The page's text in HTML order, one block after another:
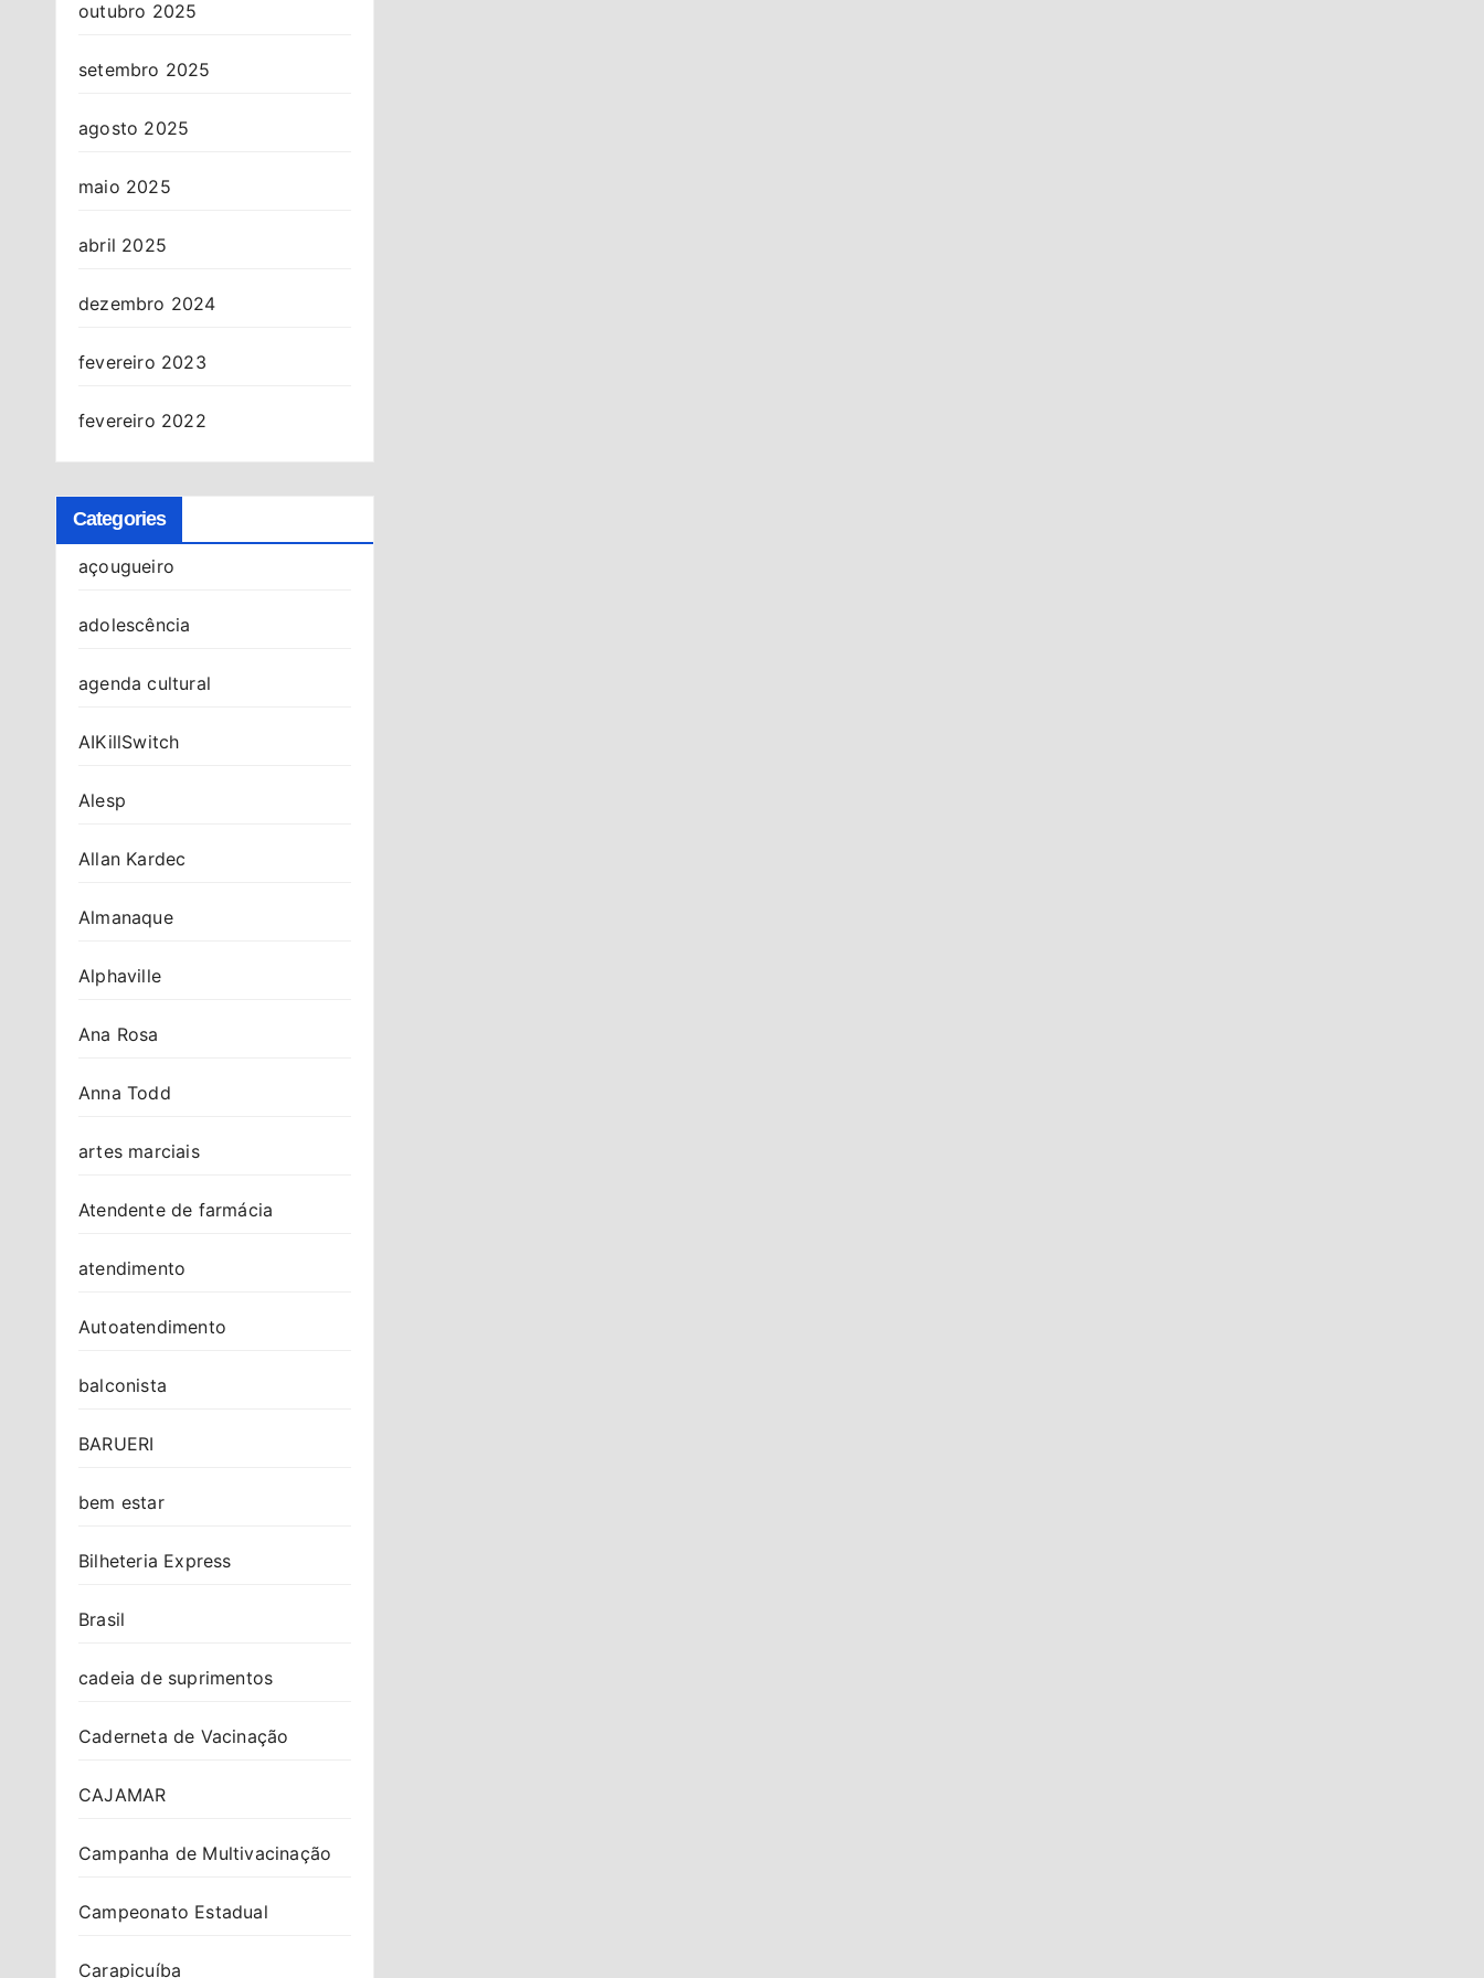
outubro 2025
setembro 2025
agosto 2025
maio 2025
abril 2025
dezembro 2024
fevereiro 2023
fevereiro 2022
Categories
açougueiro
adolescência
agenda cultural
AIKillSwitch
Alesp
Allan Kardec
Almanaque
Alphaville
Ana Rosa
Anna Todd
artes marciais
Atendente de farmácia
atendimento
Autoatendimento
balconista
BARUERI
bem estar
Bilheteria Express
Brasil
cadeia de suprimentos
Caderneta de Vacinação
CAJAMAR
Campanha de Multivacinação
Campeonato Estadual
Carapicuíba